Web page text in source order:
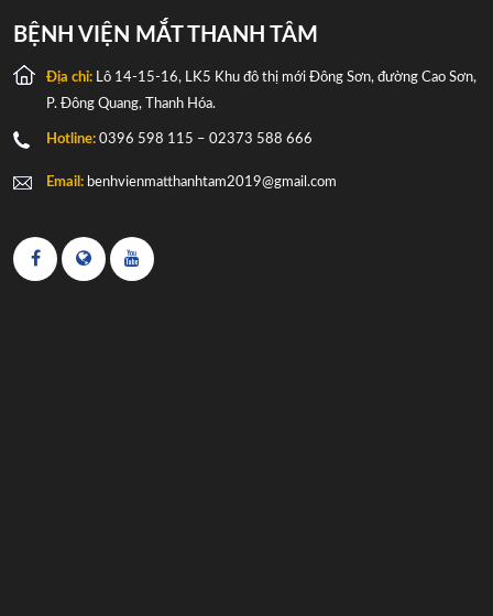
BỆNH VIỆN MẮT THANH TÂM
Địa chỉ: Lô 14-15-16, LK5 Khu đô thị mới Đông Sơn, đường Cao Sơn,
P. Đông Quang, Thanh Hóa.
Hotline: 0396 598 115 – 02373 588 666
Email: benhvienmatthanhtam2019@gmail.com